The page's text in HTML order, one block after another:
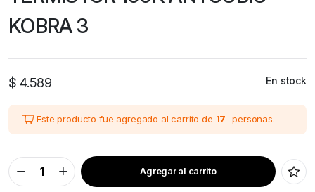
KOBRA 3
$ 4.589 En stock
Este producto fue agregado al carrito de 17 personas.
TERMISTOR
100K
Agregar al carrito